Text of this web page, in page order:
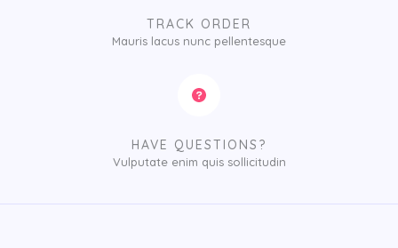
TRACK ORDER
Mauris lacus nunc pellentesque
HAVE QUESTIONS?
Vulputate enim quis sollicitudin